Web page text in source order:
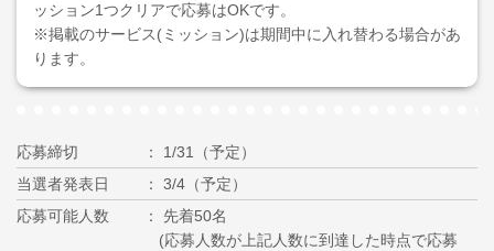
ッション1つクリアで応募はOKです。
※掲載のサービス(ミッション)は期間中に入れ替わる場合があ
ります。
応募締切
1/31（予定）
当選者発表日
3/4（予定）
応募可能人数
先着50名
(応募人数が上記人数に到達した時点で応募